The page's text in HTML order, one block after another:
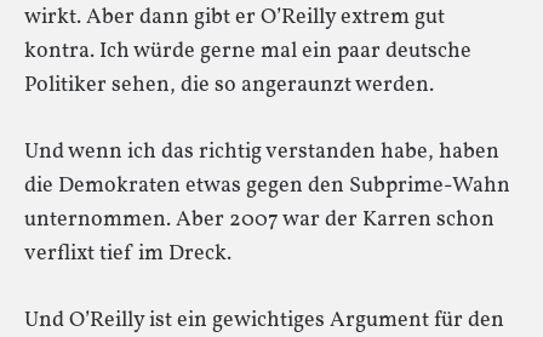
wirkt. Aber dann gibt er O’Reilly extrem gut
kontra. Ich würde gerne mal ein paar deutsche
Politiker sehen, die so angeraunzt werden.
Und wenn ich das richtig verstanden habe, haben
die Demokraten etwas gegen den Subprime-Wahn
unternommen. Aber 2007 war der Karren schon
verflixt tief im Dreck.
Und O’Reilly ist ein gewichtiges Argument für den